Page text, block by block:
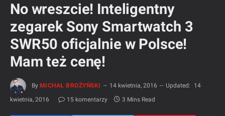
No wreszcie! Inteligentny
zegarek Sony Smartwatch 3
SWR50 oficjalnie w Polsce!
Mam też cenę!
By MICHAŁ BROŻYŃSKI 14 kwietnia, 2016 Updated:
14
kwietnia, 2016
15 komentarzy 3 Mins Read